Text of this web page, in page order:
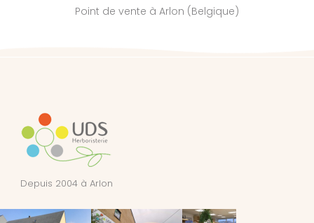
Point de vente à Arlon (Belgique)
Depuis 2004 à Arlon